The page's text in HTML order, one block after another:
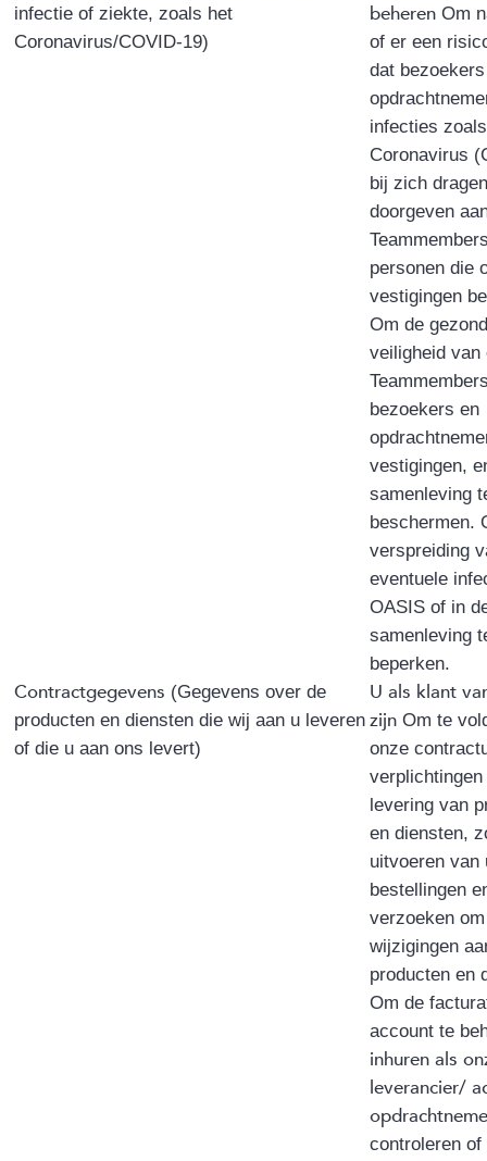
infectie of ziekte, zoals het
Coronavirus/COVID-19)
beheren Om
of er een
dat
infecties
Coronavirus
bij zich
doorgeven
personen die
vestigingen
Om de
veiligheid van
bezoekers en
vestigingen,
samenleving
beschermen.
verspreiding
eventuele
OASIS of in
samenleving
beperken.
Contractgegevens (Gegevens over de
producten en diensten die wij aan u leveren
of die u aan ons levert)
U als klant
zijn Om te
onze
levering van
en diensten,
uitvoeren van
bestellingen
verzoeken om
wijzigingen
producten en
Om de
account te
inhuren als
leverancier/
controleren